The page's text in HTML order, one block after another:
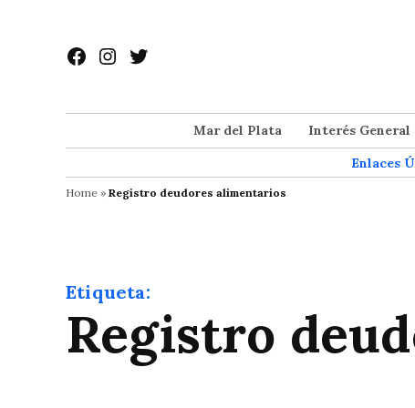
contenido
Facebook
Instagram
Twitter
Mar del Plata Interés General
Enlaces
Home » Registro deudores alimentarios
Etiqueta:
Registro